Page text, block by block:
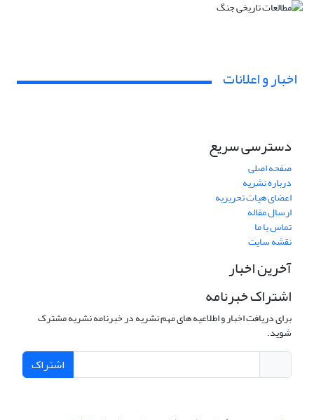
اخبار و اعلانات
دسترسی سریع
صفحه اصلی
درباره نشریه
اعضای هیات تحریریه
ارسال مقاله
تماس با ما
نقشه سایت
آخرین اخبار
اشتراک خبرنامه
برای دریافت اخبار و اطلاعیه های مهم نشریه در خبرنامه نشریه مشترک
شوید.
اشتراک